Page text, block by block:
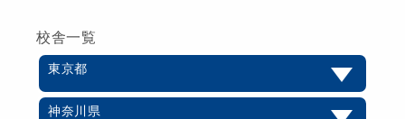
校舎一覧
東京都
神奈川県